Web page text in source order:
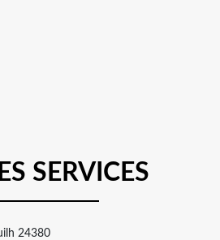
SERVICES
24380